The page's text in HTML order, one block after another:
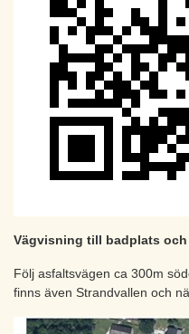
Vägvisning till badplats
Följ asfaltsvägen ca 300m
finns även Strandvallen och